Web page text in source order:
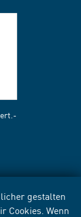
gestalten
Cookies. Wenn